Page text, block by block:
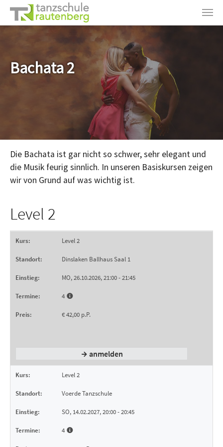
Zum Hauptinhalt springen
Bachata 2
Die Bachata ist gar nicht so schwer, sehr elegant und
die Musik feurig sinnlich. In unseren Basiskursen zeigen
wir von Grund auf was wichtig ist.